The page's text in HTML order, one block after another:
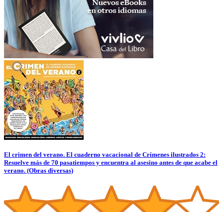
El crimen del verano. El cuaderno vacacional de Crímenes ilustrados 2:
Resuelve más de 70 pasatiempos y encuentra al asesino antes de que acabe el
verano. (Obras diversas)